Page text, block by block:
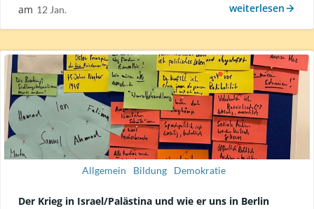
am 12 Jan. weiterlesen
Allgemein Bildung Demokratie
Der Krieg in Israel/Palästina und wie er uns in Berlin